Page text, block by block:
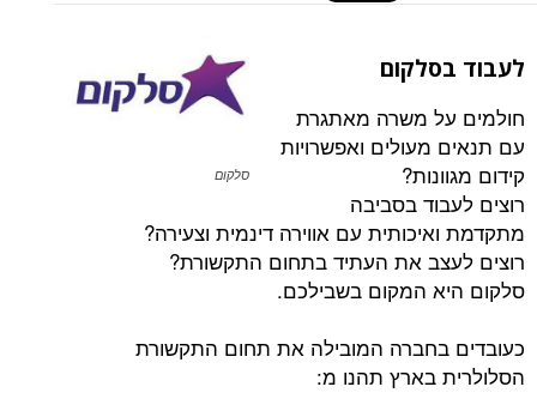
משרה מאתגרת
ואפשרויות
בסביבה
עם אווירה דינמית וצעירה?
את העתיד בתחום התקשורת?
המקום בשבילכם.
המובילה את תחום התקשורת
בארץ תהנו מ: